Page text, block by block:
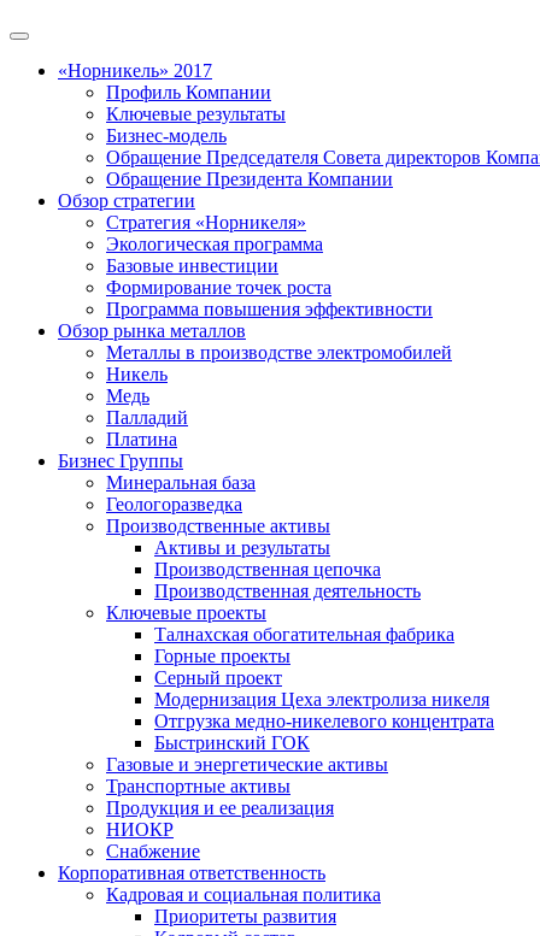
«Норникель» 2017
Профиль Компании
Ключевые результаты
Бизнес-модель
Обращение Председателя Совета директоров
Обращение Президента Компании
Обзор стратегии
Стратегия «Норникеля»
Экологическая программа
Базовые инвестиции
Формирование точек роста
Программа повышения эффективности
Обзор рынка металлов
Металлы в производстве электромобилей
Никель
Медь
Палладий
Платина
Бизнес Группы
Минеральная база
Геологоразведка
Производственные активы
Активы и результаты
Производственная цепочка
Производственная деятельность
Ключевые проекты
Талнахская обогатительная фабрика
Горные проекты
Серный проект
Модернизация Цеха электролиза никеля
Отгрузка медно-никелевого концентрата
Быстринский ГОК
Газовые и энергетические активы
Транспортные активы
Продукция и ее реализация
НИОКР
Снабжение
Корпоративная ответственность
Кадровая и социальная политика
Приоритеты развития